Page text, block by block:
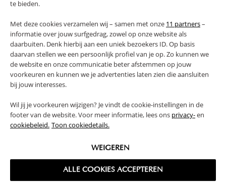
te bieden.
Met deze cookies verzamelen wij – samen met onze 11 partners–
informatie over jouw surfgedrag, zowel op onze website als
daarbuiten. Denk hierbij aan een uniek bezoekers ID. Op basis
daarvan stellen we een persoonlijk profiel van je op. Zo kunnen we
de website en onze communicatie beter afstemmen op jouw
voorkeuren en kunnen we je advertenties laten zien die aansluiten
bij jouw interesses.
Wil jij je voorkeuren wijzigen? Je vindt de cookie-instellingen in de
footer van de website. Voor meer informatie, lees ons privacy-en
cookiebeleid. Toon cookiedetails.
WEIGEREN
ALLE COOKIES ACCEPTEREN
RETOUREN
High-contrast mode
VAAK SAMEN GEKOCHT